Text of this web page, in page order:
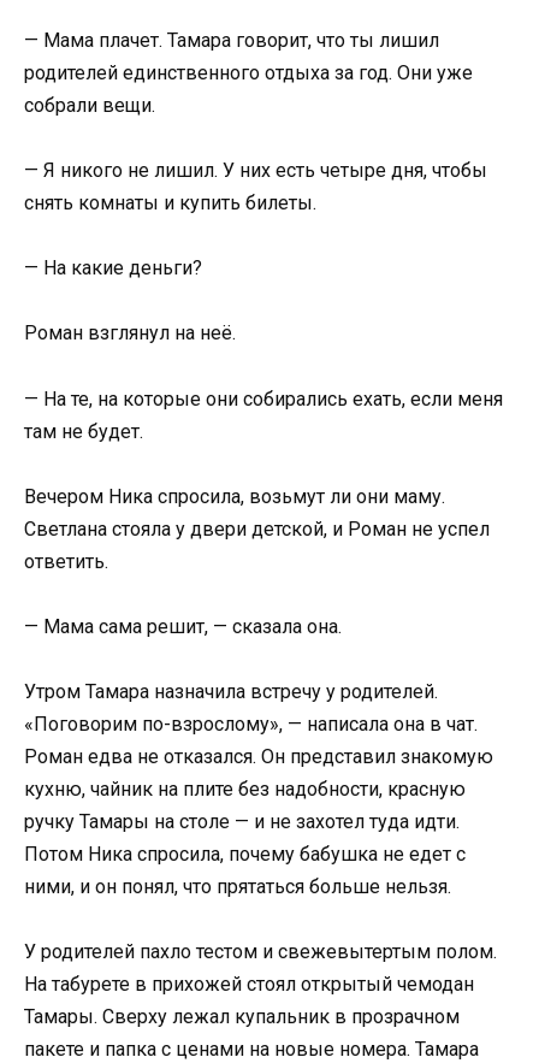
— Мама плачет. Тамара говорит, что ты лишил
родителей единственного отдыха за год. Они уже
собрали вещи.
— Я никого не лишил. У них есть четыре дня, чтобы
снять комнаты и купить билеты.
— На какие деньги?
Роман взглянул на неё.
— На те, на которые они собирались ехать, если меня
там не будет.
Вечером Ника спросила, возьмут ли они маму.
Светлана стояла у двери детской, и Роман не успел
ответить.
— Мама сама решит, — сказала она.
Утром Тамара назначила встречу у родителей.
«Поговорим по-взрослому», — написала она в чат.
Роман едва не отказался. Он представил знакомую
кухню, чайник на плите без надобности, красную
ручку Тамары на столе — и не захотел туда идти.
Потом Ника спросила, почему бабушка не едет с
ними, и он понял, что прятаться больше нельзя.
У родителей пахло тестом и свежевытертым полом.
На табурете в прихожей стоял открытый чемодан
Тамары. Сверху лежал купальник в прозрачном
пакете и папка с ценами на новые номера. Тамара